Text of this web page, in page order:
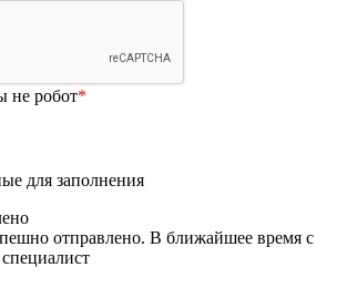
не робот*
для заполнения
отправлено. В ближайшее время с